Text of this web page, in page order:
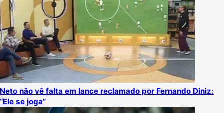
Neto não vê falta em lance reclamado por Fernando Diniz:
“Ele se joga”